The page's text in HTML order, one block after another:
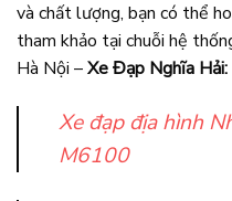
và chất lượng, bạn có thể
tham khảo tại chuỗi hệ
Hà Nội –Xe Đạp Nghĩa Hải:
Xe đạp địa hình
M6100